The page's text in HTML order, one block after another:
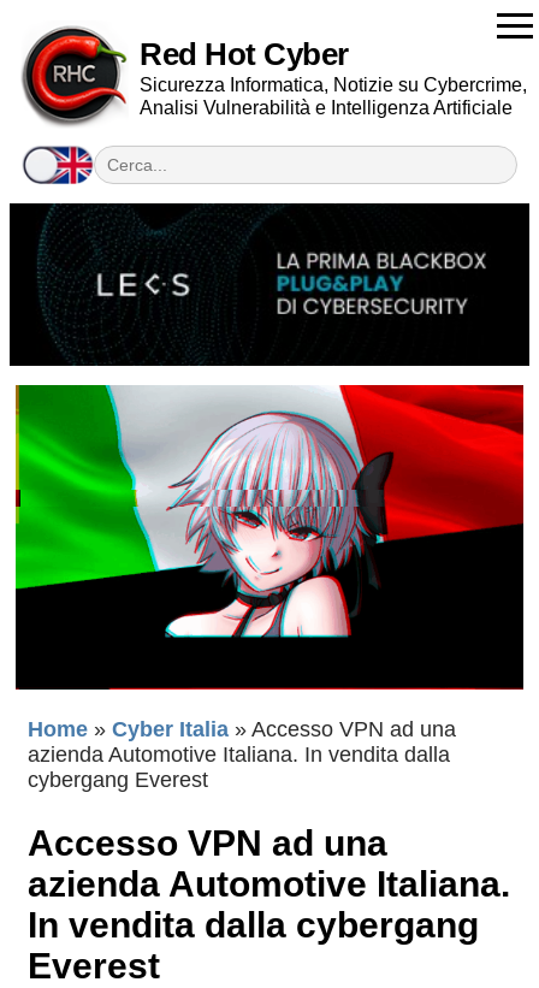
Red Hot Cyber
Sicurezza Informatica, Notizie su Cybercrime,
Analisi Vulnerabilità e Intelligenza Artificiale
Home » Cyber Italia » Accesso VPN ad una
azienda Automotive Italiana. In vendita dalla
cybergang Everest
Accesso VPN ad una
azienda Automotive Italiana.
In vendita dalla cybergang
Everest